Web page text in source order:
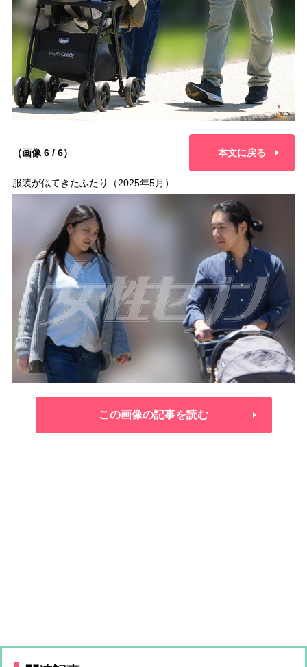
（画像 6 / 6） 本文に戻る
服装が似てきたふたり（2025年5月）
この画像の記事を読む